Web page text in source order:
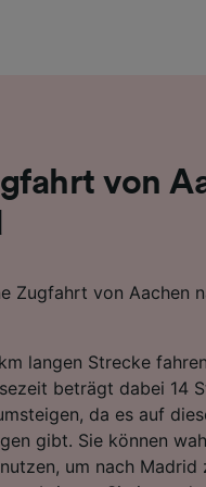
von
Zugfahrt von Aachen
langen Strecke
beträgt dabei 14
da es auf
gibt. Sie können
um nach Madrid